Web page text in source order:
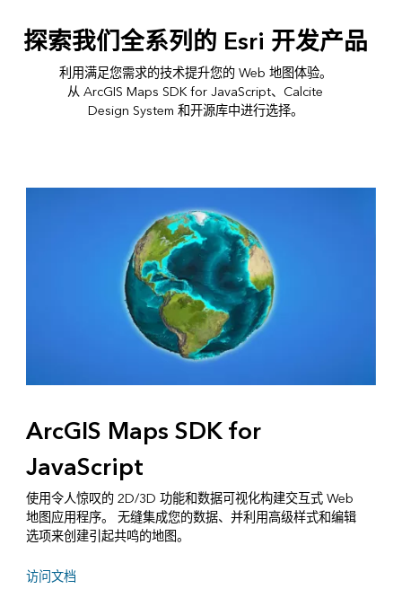
探索我们全系列的 Esri 开发产品
利用满足您需求的技术提升您的 Web 地图体验。
从 ArcGIS Maps SDK for JavaScript、Calcite
Design System 和开源库中进行选择。
ArcGIS Maps SDK for
JavaScript
使用令人惊叹的 2D/3D 功能和数据可视化构建交互式 Web
地图应用程序。 无缝集成您的数据、并利用高级样式和编辑
选项来创建引起共鸣的地图。
访问文档